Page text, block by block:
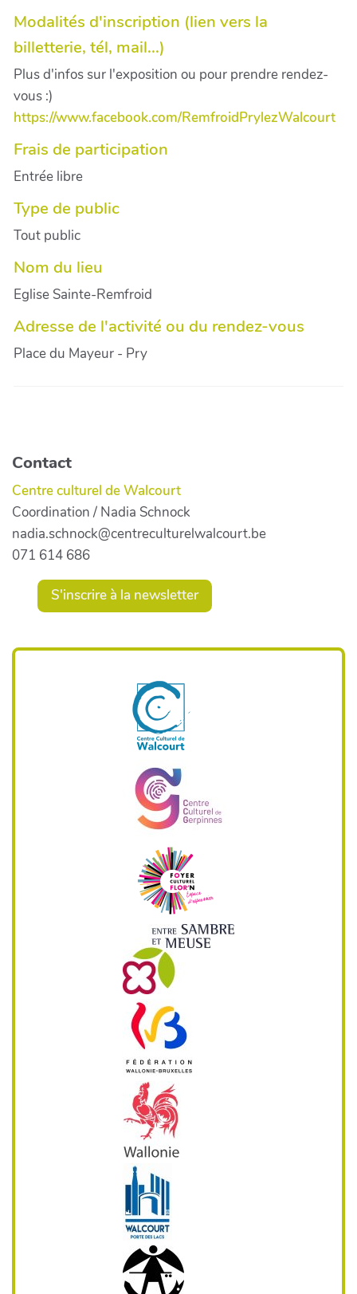
Modalités d'inscription (lien vers la
billetterie, tél, mail...)
Plus d'infos sur l'exposition ou pour prendre rendez-
vous :)
https://www.facebook.com/RemfroidPrylezWalcourt
Frais de participation
Entrée libre
Type de public
Tout public
Nom du lieu
Eglise Sainte-Remfroid
Adresse de l'activité ou du rendez-vous
Place du Mayeur - Pry
Contact
Centre culturel de Walcourt
Coordination / Nadia Schnock
nadia.schnock@centreculturelwalcourt.be
071 614 686
S'inscrire à la newsletter